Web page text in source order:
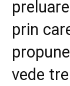
prin
vede